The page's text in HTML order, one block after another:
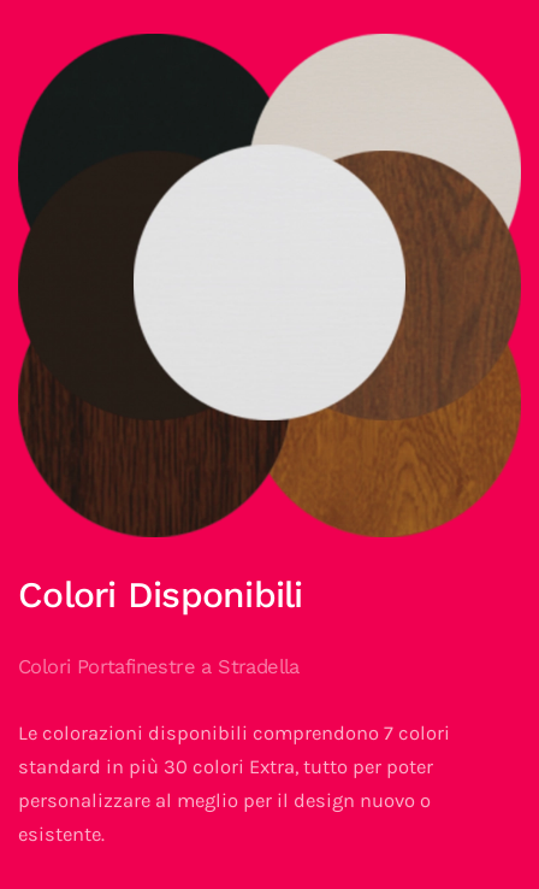
Colori Disponibili
Colori Portafinestre a Stradella
Le colorazioni disponibili comprendono 7 colori
standard in più 30 colori Extra, tutto per poter
personalizzare al meglio per il design nuovo o
esistente.